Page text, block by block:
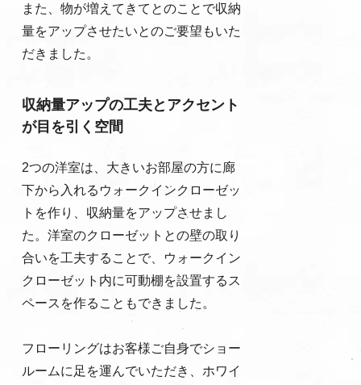
また、物が増えてきてとのことで収納
量をアップさせたいとのご要望もいた
だきました。
収納量アップの工夫とアクセント
が目を引く空間
2つの洋室は、大きいお部屋の方に廊
下から入れるウォークインクローゼッ
トを作り、収納量をアップさせまし
た。洋室のクローゼットとの壁の取り
合いを工夫することで、ウォークイン
クローゼット内に可動棚を設置するス
ペースを作ることもできました。
フローリングはお客様ご自身でショー
ルームに足を運んでいただき、ホワイ